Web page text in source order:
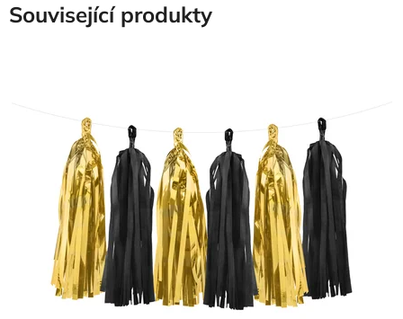
Související produkty